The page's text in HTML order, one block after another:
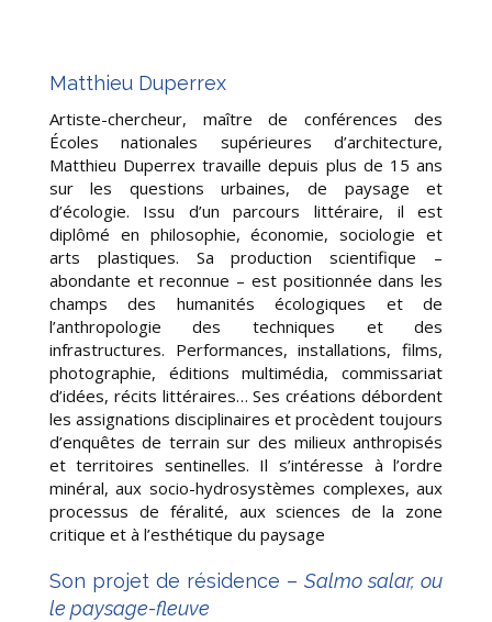
Matthieu Duperrex
Artiste-chercheur, maître de conférences des
Écoles nationales supérieures d’architecture,
Matthieu Duperrex travaille depuis plus de 15 ans
sur les questions urbaines, de paysage et
d’écologie. Issu d’un parcours littéraire, il est
diplômé en philosophie, économie, sociologie et
arts plastiques. Sa production scientifique –
abondante et reconnue – est positionnée dans les
champs des humanités écologiques et de
l’anthropologie des techniques et des
infrastructures. Performances, installations, films,
photographie, éditions multimédia, commissariat
d’idées, récits littéraires… Ses créations débordent
les assignations disciplinaires et procèdent toujours
d’enquêtes de terrain sur des milieux anthropisés
et territoires sentinelles. Il s’intéresse à l’ordre
minéral, aux socio-hydrosystèmes complexes, aux
processus de féralité, aux sciences de la zone
critique et à l’esthétique du paysage
Son projet de résidence –Salmo salar, ou
le paysage-fleuve